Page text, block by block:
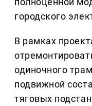
городского
В рамках
одиночного
подвижной
тяговых